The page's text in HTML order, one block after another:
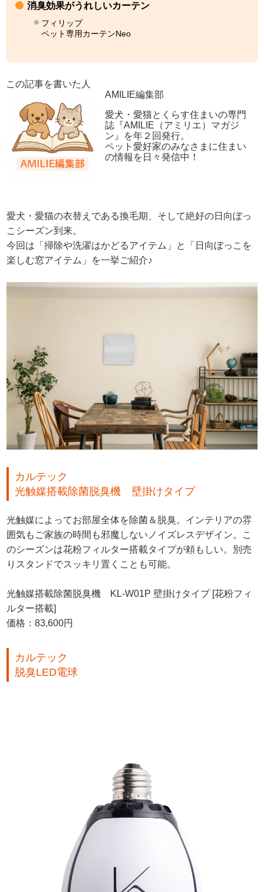
消臭効果がうれしいカーテン
フィリップ
ペット専用カーテンNeo
この記事を書いた人
AMILIE編集部
愛犬・愛猫とくらす住まいの専門
誌『AMILIE（アミリエ）マガジ
ン』を年２回発行。
ペット愛好家のみなさまに住まい
の情報を日々発信中！
愛犬・愛猫の衣替えである換毛期、そして絶好の日向ぼっ
こシーズン到来。
今回は「掃除や洗濯はかどるアイテム」と「日向ぼっこを
楽しむ窓アイテム」を一挙ご紹介♪
カルテック
光触媒搭載除菌脱臭機 壁掛けタイプ
光触媒によってお部屋全体を除菌＆脱臭。インテリアの雰
囲気もご家族の時間も邪魔しないノイズレスデザイン。こ
のシーズンは花粉フィルター搭載タイプが頼もしい。別売
りスタンドでスッキリ置くことも可能。
光触媒搭載除菌脱臭機 KL-W01P 壁掛けタイプ [花粉フィ
ルター搭載]
価格：83,600円
カルテック
脱臭LED電球